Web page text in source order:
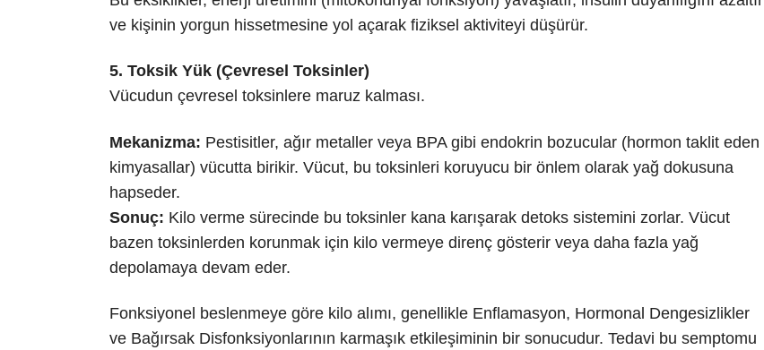
ve kişinin yorgun hissetmesine yol açarak fiziksel aktiviteyi düşürür.
5. Toksik Yük (Çevresel Toksinler)
Vücudun çevresel toksinlere maruz kalması.
Mekanizma: Pestisitler, ağır metaller veya BPA gibi endokrin bozucular (hormon taklit eden
kimyasallar) vücutta birikir. Vücut, bu toksinleri koruyucu bir önlem olarak yağ dokusuna
hapseder.
Sonuç: Kilo verme sürecinde bu toksinler kana karışarak detoks sistemini zorlar. Vücut
bazen toksinlerden korunmak için kilo vermeye direnç gösterir veya daha fazla yağ
depolamaya devam eder.
Fonksiyonel beslenmeye göre kilo alımı, genellikle Enflamasyon, Hormonal Dengesizlikler
ve Bağırsak Disfonksiyonlarının karmaşık etkileşiminin bir sonucudur. Tedavi bu semptomu